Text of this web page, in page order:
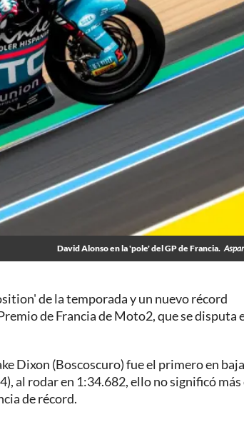
David Alonso en la 'pole' del GP de Francia.
de la temporada y un nuevo récord
de Francia de Moto2, que se disputa
Dixon (Boscoscuro) fue el primero en
al rodar en 1:34.682, ello no significó más
de récord.